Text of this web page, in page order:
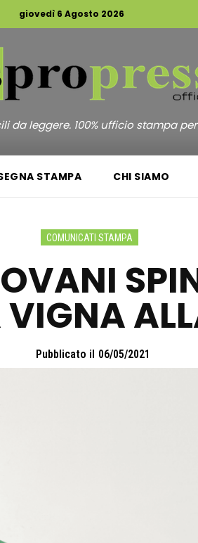
giovedì 6 Agosto 2026
da leggere. 100% ufficio stampa
STAMPA CHI SIAMO
COMUNICATI STAMPA
VIGNA
Pubblicato il 06/05/2021